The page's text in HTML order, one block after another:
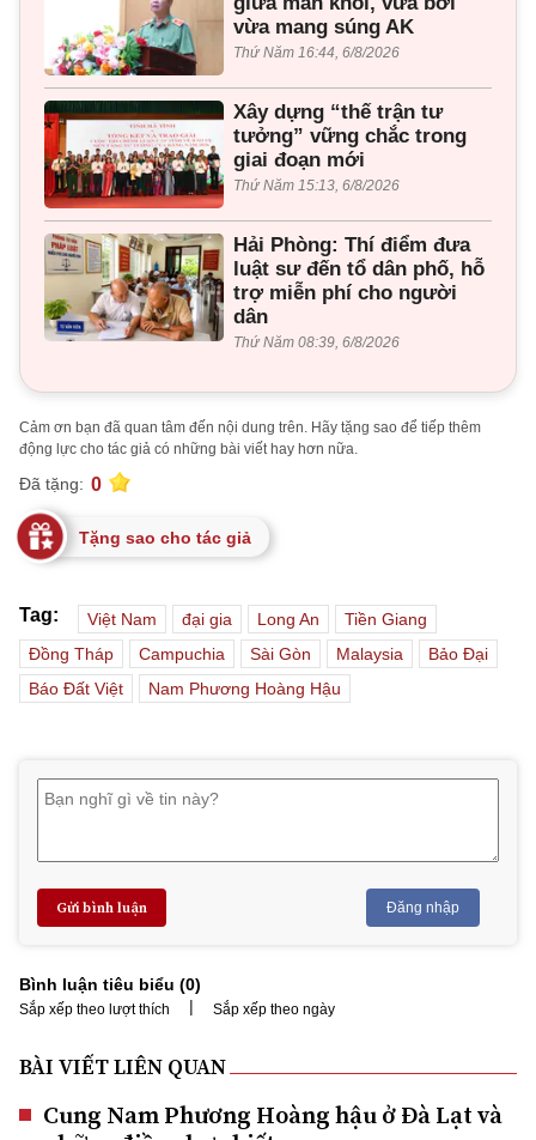
vừa mang súng AK
Thứ Năm 16:44, 6/8/2026
Xây dựng “thế trận tư
tưởng” vững chắc trong
giai đoạn mới
Thứ Năm 15:13, 6/8/2026
Hải Phòng: Thí điểm đưa
luật sư đến tổ dân phố, hỗ
trợ miễn phí cho người
dân
Thứ Năm 08:39, 6/8/2026
Cảm ơn bạn đã quan tâm đến nội dung trên. Hãy tặng sao để tiếp thêm
động lực cho tác giả có những bài viết hay hơn nữa.
Đã tặng: 0
Tặng sao cho tác giả
Tag: Việt Nam đại gia Long An
Tiền Giang
Đồng Tháp
Campuchia Sài Gòn Malaysia
Bảo Đại
Báo Đất Việt
Nam Phương Hoàng Hậu
Gửi bình luận Đăng nhập
Bình luận tiêu biểu (0)
Sắp xếp theo lượt thích | Sắp xếp theo ngày
BÀI VIẾT LIÊN QUAN
Cung Nam Phương Hoàng hậu ở Đà Lạt và